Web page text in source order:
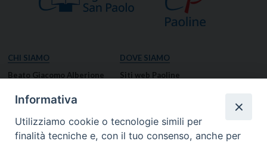
CHI SIAMO
Beato Giacomo Alberione
Missione Paolina
DOVE SIAMO
Siti web Paoline
Notizie dal governo generale
Informativa
Utilizziamo cookie o tecnologie simili per
finalità tecniche e, con il tuo consenso, anche per